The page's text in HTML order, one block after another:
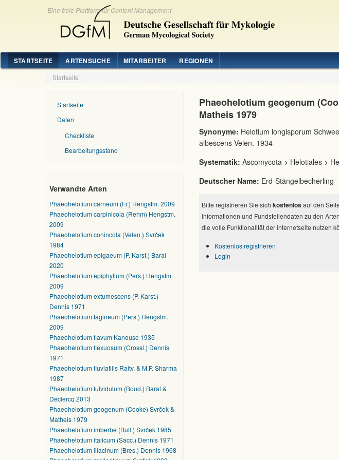
Eine freie Plattform für Content Management
STARTSEITE ARTENSUCHE MITARBEITER REGIONEN
Startseite
Startseite
Daten
Checkliste
Bearbeitungsstand
Verwandte Arten
Phaeohelotium carneum (Fr.) Hengstm. 2009
Phaeohelotium carpinicola (Rehm) Hengstm.
2009
Phaeohelotium conincola (Velen.) Svrček
1984
Phaeohelotium epigaeum (P. Karst.) Baral
2020
Phaeohelotium epiphyllum (Pers.) Hengstm.
2009
Phaeohelotium extumescens (P. Karst.)
Dennis 1971
Phaeohelotium fagineum (Pers.) Hengstm.
2009
Phaeohelotium flavum Kanouse 1935
Phaeohelotium flexuosum (Crossl.) Dennis
1971
Phaeohelotium fluviatilis Raitv. & M.P. Sharma
1987
Phaeohelotium fulvidulum (Boud.) Baral &
Declercq 2013
Phaeohelotium geogenum (Cooke) Svrček &
Matheis 1979
Phaeohelotium imberbe (Bull.) Svrček 1985
Phaeohelotium italicum (Sacc.) Dennis 1971
Phaeohelotium lilacinum (Bres.) Dennis 1968
Phaeohelotium geogenum
Matheis 1979
Synonyme: Helotium longisporum
albescens Velen. 1934
Systematik: Ascomycota > Helotiales >
Deutscher Name: Erd-Stängelbecherling
Bitte registrieren Sie sich kostenlos auf den
Informationen und Fundstellendaten zu den
die volle Funktionalität der internetseite nutzen
Kostenlos registrieren
Login